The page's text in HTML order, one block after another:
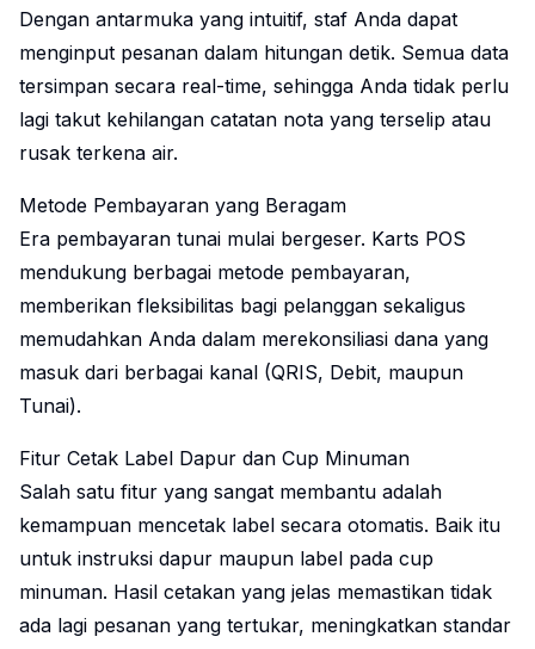
Dengan antarmuka yang intuitif, staf Anda dapat
menginput pesanan dalam hitungan detik. Semua data
tersimpan secara real-time, sehingga Anda tidak perlu
lagi takut kehilangan catatan nota yang terselip atau
rusak terkena air.
Metode Pembayaran yang Beragam
Era pembayaran tunai mulai bergeser. Karts POS
mendukung berbagai metode pembayaran,
memberikan fleksibilitas bagi pelanggan sekaligus
memudahkan Anda dalam merekonsiliasi dana yang
masuk dari berbagai kanal (QRIS, Debit, maupun
Tunai).
Fitur Cetak Label Dapur dan Cup Minuman
Salah satu fitur yang sangat membantu adalah
kemampuan mencetak label secara otomatis. Baik itu
untuk instruksi dapur maupun label pada cup
minuman. Hasil cetakan yang jelas memastikan tidak
ada lagi pesanan yang tertukar, meningkatkan standar